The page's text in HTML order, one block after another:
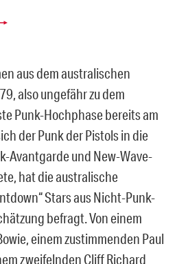
aus dem australischen
also ungefähr zu dem
Punk-Hochphase bereits am
der Punk der Pistols in die
Avantgarde und New-Wave-
hat die australische
Stars aus Nicht-Punk-
befragt. Von einem
einem zustimmenden Paul
zweifelnden Cliff Richard